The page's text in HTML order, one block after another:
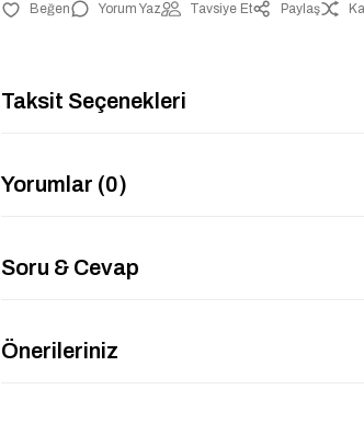
Yorum Yaz Tavsiye Et Paylaş
Taksit Seçenekleri
Yorumlar (0)
Soru & Cevap
Önerileriniz